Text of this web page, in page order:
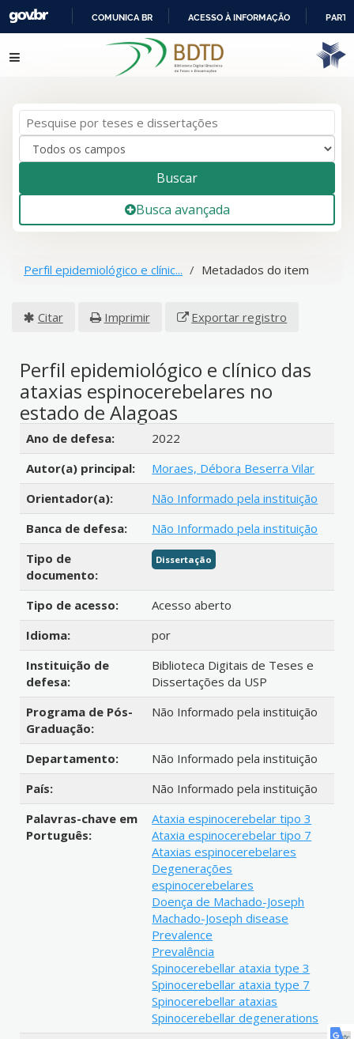
IR
PARA
COMUNICA BR ACESSO À INFORMAÇÃO
Pular para o conteúdo
Buscar
Busca avançada
Perfil epidemiológico e clínic... Metadados do item
Citar Imprimir Exportar registro
Perfil epidemiológico e clínico das
ataxias espinocerebelares no
estado de Alagoas
Detalhes bibliográficos
Ano de defesa:
2022
Autor(a) principal:
Moraes, Débora Beserra Vilar
Orientador(a):
Não Informado pela instituição
Banca de defesa:
Não Informado pela instituição
Tipo de
documento:
Dissertação
Tipo de acesso:
Acesso aberto
Idioma:
por
Instituição de
defesa:
Biblioteca Digitais de Teses e
Dissertações da USP
Programa de Pós-
Graduação:
Não Informado pela instituição
Departamento:
Não Informado pela instituição
País:
Não Informado pela instituição
Palavras-chave em
Português:
Ataxia espinocerebelar tipo 3
Ataxia espinocerebelar tipo 7
Ataxias espinocerebelares
Degenerações
espinocerebelares
Doença de Machado-Joseph
Machado-Joseph disease
Prevalence
Prevalência
Spinocerebellar ataxia type 3
Spinocerebellar ataxia type 7
Spinocerebellar ataxias
Spinocerebellar degenerations